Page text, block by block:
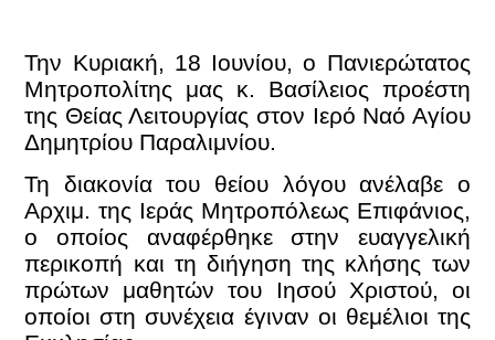
Την Κυριακή, 18 Ιουνίου, ο Πανιερώτατος
Μητροπολίτης μας κ. Βασίλειος προέστη
της Θείας Λειτουργίας στον Ιερό Ναό Αγίου
Δημητρίου Παραλιμνίου.
Τη διακονία του θείου λόγου ανέλαβε ο
Αρχιμ. της Ιεράς Μητροπόλεως Επιφάνιος,
ο οποίος αναφέρθηκε στην ευαγγελική
περικοπή και τη διήγηση της κλήσης των
πρώτων μαθητών του Ιησού Χριστού, οι
οποίοι στη συνέχεια έγιναν οι θεμέλιοι της